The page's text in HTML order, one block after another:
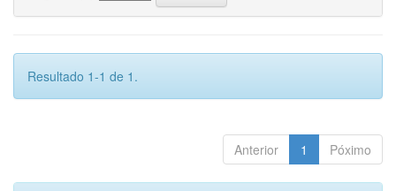
Resultado 1-1 de 1.
Anterior 1 Póximo